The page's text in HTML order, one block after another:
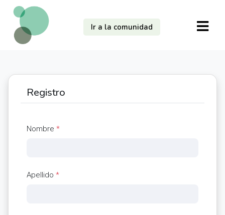
Ir a la comunidad
Registro
Nombre *
Apellido *